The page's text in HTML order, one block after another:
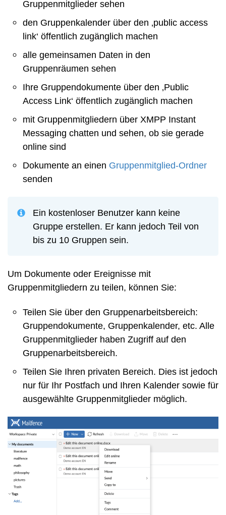
Gruppenmitglieder sehen
den Gruppenkalender über den ‚public access
link‘ öffentlich zugänglich machen
alle gemeinsamen Daten in den
Gruppenräumen sehen
Ihre Gruppendokumente über den ‚Public
Access Link‘ öffentlich zugänglich machen
mit Gruppenmitgliedern über XMPP Instant
Messaging chatten und sehen, ob sie gerade
online sind
Dokumente an einen Gruppenmitglied-Ordner
senden
Ein kostenloser Benutzer kann keine
Gruppe erstellen. Er kann jedoch Teil von
bis zu 10 Gruppen sein.
Um Dokumente oder Ereignisse mit
Gruppenmitgliedern zu teilen, können Sie:
Teilen Sie über den Gruppenarbeitsbereich:
Gruppendokumente, Gruppenkalender, etc. Alle
Gruppenmitglieder haben Zugriff auf den
Gruppenarbeitsbereich.
Teilen Sie Ihren privaten Bereich. Dies ist jedoch
nur für Ihr Postfach und Ihren Kalender sowie für
ausgewählte Gruppenmitglieder möglich.